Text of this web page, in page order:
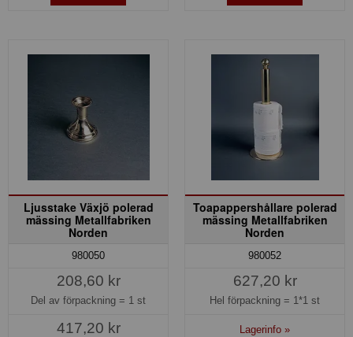
Ljusstake Växjö polerad
mässing Metallfabriken
Norden
980050
208,60 kr
Del av förpackning = 1 st
417,20 kr
Toapappershållare polerad
mässing Metallfabriken
Norden
980052
627,20 kr
Hel förpackning = 1*1 st
Lagerinfo »